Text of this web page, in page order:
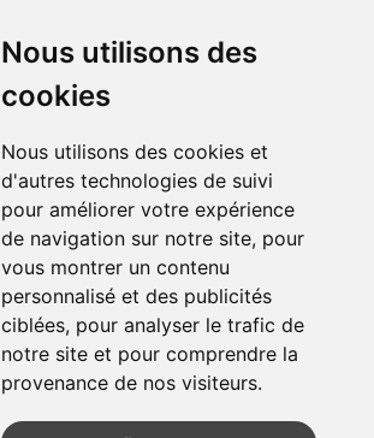
Nous utilisons des
cookies
Nous utilisons des cookies et
d'autres technologies de suivi
pour améliorer votre expérience
de navigation sur notre site, pour
vous montrer un contenu
personnalisé et des publicités
ciblées, pour analyser le trafic de
notre site et pour comprendre la
provenance de nos visiteurs.
Actualités & conseils
Événements
Marques
Suivez-nous
Paiement
Simple, rapide et 100% sécurisé
Retrait & Livriason
Retrait en automate ou Locker